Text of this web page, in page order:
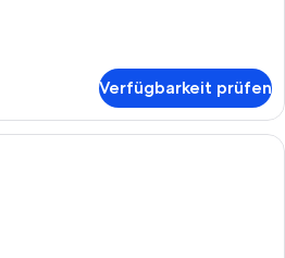
Verfügbarkeit prüfen
Ein Korbsessel mit Kissen auf einer